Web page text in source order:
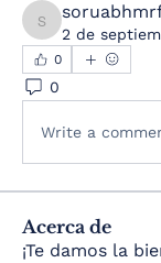
soruabhmrfr19
2 de
0
0
Write a
Acerca de
¡Te damos la